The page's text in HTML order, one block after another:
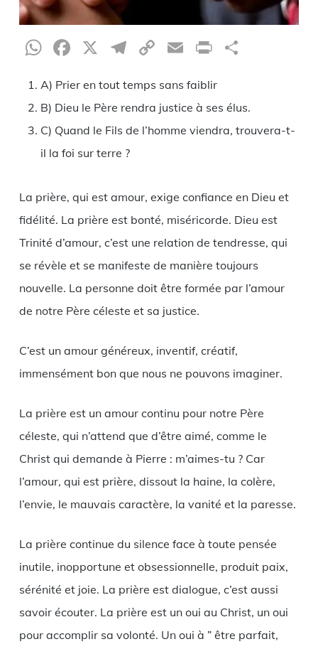
WhatsApp
Facebook
X Telegram
CopyEmailPrint
A) Prier en tout temps sans faiblir
B) Dieu le Père rendra justice à ses élus.
C) Quand le Fils de l’homme viendra, trouvera-t-
il la foi sur terre ?
La prière, qui est amour, exige confiance en Dieu et
fidélité. La prière est bonté, miséricorde. Dieu est
Trinité d’amour, c’est une relation de tendresse, qui
se révèle et se manifeste de manière toujours
nouvelle. La personne doit être formée par l’amour
de notre Père céleste et sa justice.
C’est un amour généreux, inventif, créatif,
immensément bon que nous ne pouvons imaginer.
La prière est un amour continu pour notre Père
céleste, qui n’attend que d’être aimé, comme le
Christ qui demande à Pierre : m’aimes-tu ? Car
l’amour, qui est prière, dissout la haine, la colère,
l’envie, le mauvais caractère, la vanité et la paresse.
La prière continue du silence face à toute pensée
inutile, inopportune et obsessionnelle, produit paix,
sérénité et joie. La prière est dialogue, c’est aussi
savoir écouter. La prière est un oui au Christ, un oui
pour accomplir sa volonté. Un oui à ” être parfait,